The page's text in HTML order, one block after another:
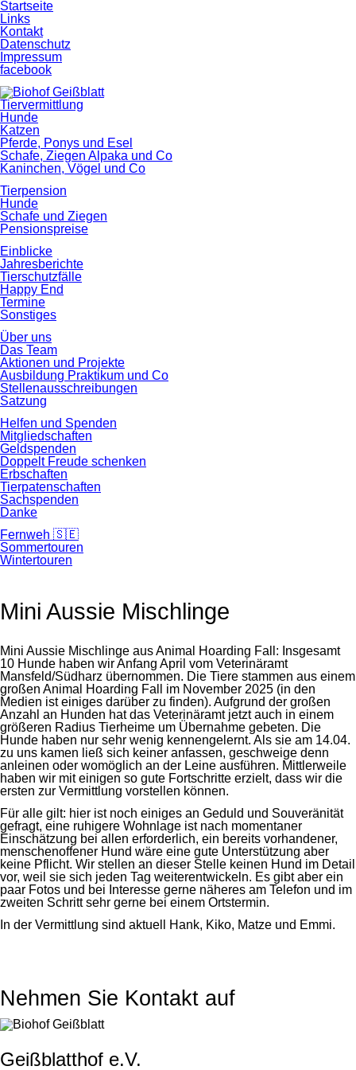
Startseite
Links
Kontakt
Datenschutz
Impressum
facebook
Tiervermittlung
Hunde
Katzen
Pferde, Ponys und Esel
Schafe, Ziegen Alpaka und Co
Kaninchen, Vögel und Co
Tierpension
Hunde
Schafe und Ziegen
Pensionspreise
Einblicke
Jahresberichte
Tierschutzfälle
Happy End
Termine
Sonstiges
Über uns
Das Team
Aktionen und Projekte
Ausbildung Praktikum und Co
Stellenausschreibungen
Satzung
Helfen und Spenden
Mitgliedschaften
Geldspenden
Doppelt Freude schenken
Erbschaften
Tierpatenschaften
Sachspenden
Danke
Fernweh 🇸🇪
Sommertouren
Wintertouren
Mini Aussie Mischlinge
Mini Aussie Mischlinge aus Animal Hoarding Fall: Insgesamt
10 Hunde haben wir Anfang April vom Veterinäramt
Mansfeld/Südharz übernommen. Die Tiere stammen aus einem
großen Animal Hoarding Fall im November 2025 (in den
Medien ist einiges darüber zu finden). Aufgrund der großen
Anzahl an Hunden hat das Veterinäramt jetzt auch in einem
größeren Radius Tierheime um Übernahme gebeten. Die
Hunde haben nur sehr wenig kennengelernt. Als sie am 14.04.
zu uns kamen ließ sich keiner anfassen, geschweige denn
anleinen oder womöglich an der Leine ausführen. Mittlerweile
haben wir mit einigen so gute Fortschritte erzielt, dass wir die
ersten zur Vermittlung vorstellen können.
Für alle gilt: hier ist noch einiges an Geduld und Souveränität
gefragt, eine ruhigere Wohnlage ist nach momentaner
Einschätzung bei allen erforderlich, ein bereits vorhandener,
menschenoffener Hund wäre eine gute Unterstützung aber
keine Pflicht. Wir stellen an dieser Stelle keinen Hund im Detail
vor, weil sie sich jeden Tag weiterentwickeln. Es gibt aber ein
paar Fotos und bei Interesse gerne näheres am Telefon und im
zweiten Schritt sehr gerne bei einem Ortstermin.
In der Vermittlung sind aktuell Hank, Kiko, Matze und Emmi.
Nehmen Sie Kontakt auf
Geißblatthof e.V.